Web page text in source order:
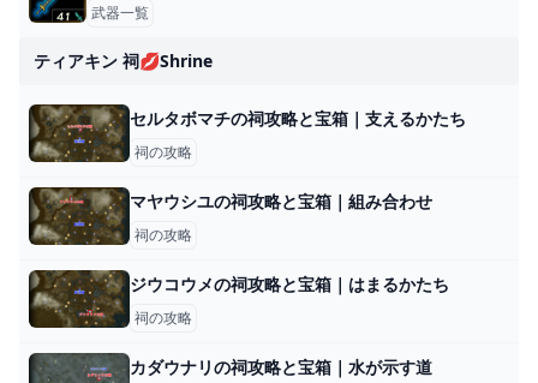
武器一覧
ティアキン 祠💋shrine
セルタボマチの祠攻略と宝箱｜支えるかたち
祠の攻略
マヤウシユの祠攻略と宝箱｜組み合わせ
祠の攻略
ジウコウメの祠攻略と宝箱｜はまるかたち
祠の攻略
カダウナリの祠攻略と宝箱｜水が示す道